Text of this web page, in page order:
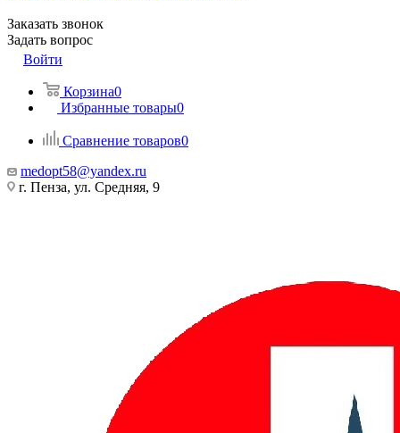
Заказать звонок
Задать вопрос
Войти
Корзина0
Избранные товары0
Сравнение товаров0
medopt58@yandex.ru
г. Пенза, ул. Средняя, 9